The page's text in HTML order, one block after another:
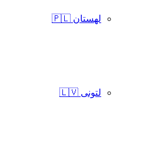
لهستان 🇵🇱
لتونی 🇱🇻